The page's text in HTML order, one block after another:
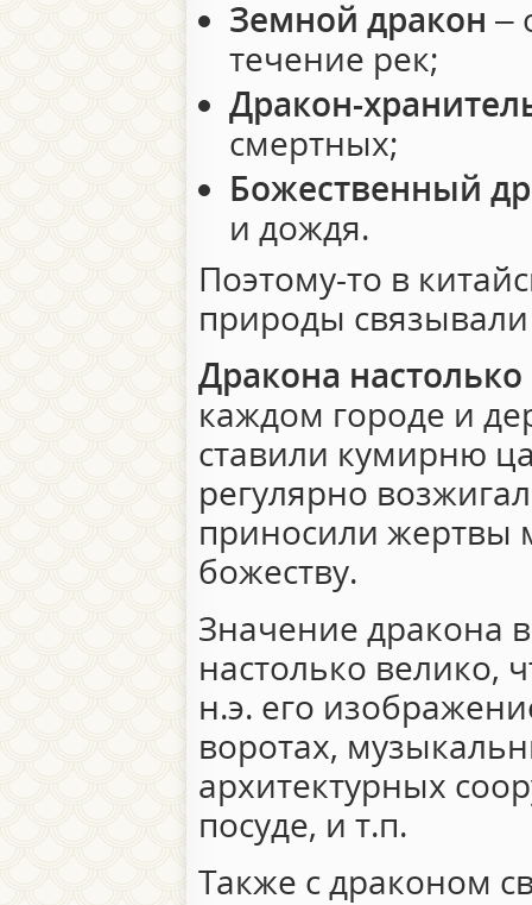
Земной дракон –
течение рек;
Дракон-
смертных;
Божественный
и дождя.
Поэтому-то в
природы
Дракона
каждом городе и
ставили кумирню
регулярно
приносили жертвы
божеству.
Значение дракона
настолько велико,
н.э. его
воротах,
архитектурных
посуде, и т.п.
Также с драконом